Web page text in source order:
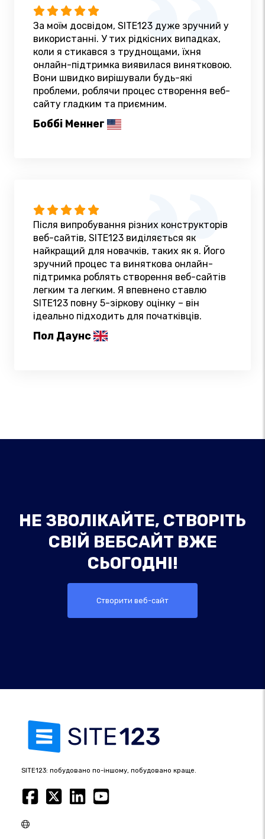
За моїм досвідом, SITE123 дуже зручний у
використанні. У тих рідкісних випадках,
коли я стикався з труднощами, їхня
онлайн-підтримка виявилася винятковою.
Вони швидко вирішували будь-які
проблеми, роблячи процес створення веб-
сайту гладким та приємним.
Боббі Меннег
Після випробування різних конструкторів
веб-сайтів, SITE123 виділяється як
найкращий для новачків, таких як я. Його
зручний процес та виняткова онлайн-
підтримка роблять створення веб-сайтів
легким та легким. Я впевнено ставлю
SITE123 повну 5-зіркову оцінку – він
ідеально підходить для початківців.
Пол Даунс
НЕ ЗВОЛІКАЙТЕ, СТВОРІТЬ
СВІЙ ВЕБСАЙТ ВЖЕ
СЬОГОДНІ!
Створити веб-сайт
SITE123: побудовано по-іншому, побудовано краще.